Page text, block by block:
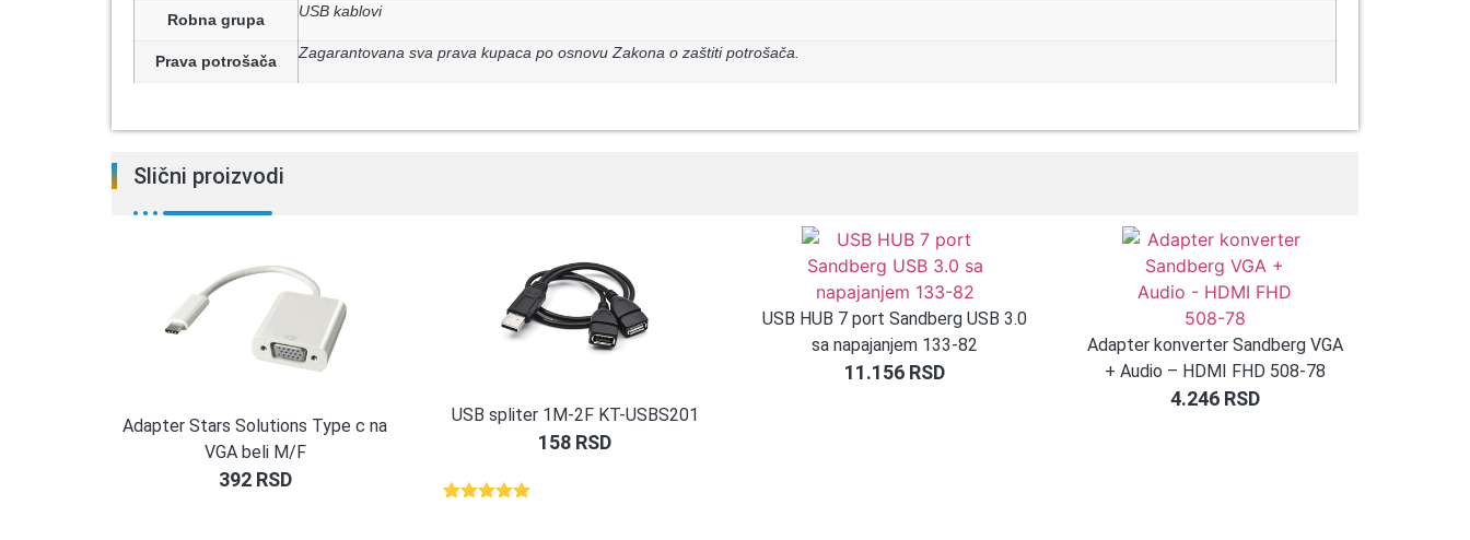
Robna grupa USB kablovi
Prava potrošača Zagarantovana sva prava kupaca po osnovu Zakona o zaštiti potrošača.
Slični proizvodi
Adapter Stars Solutions Type c na
VGA beli M/F
392 RSD
USB spliter 1M-2F KT-USBS201
158 RSD
USB HUB 7 port Sandberg USB 3.0
sa napajanjem 133-82
11.156 RSD
Adapter konverter Sandberg VGA
+ Audio – HDMI FHD 508-78
4.246 RSD